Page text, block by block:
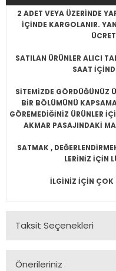
2 ADET VEYA ÜZERİNDE
İÇİNDE KARGOLANIR.
SATILAN ÜRÜNLER ALICI
SAAT
SİTEMİZDE GÖRDÜĞÜNÜZ
BİR BÖLÜMÜNÜ
GÖREMEDİĞİNİZ ÜRÜNLER
AKMAR PASAJINDAKİ
SATMAK ,
LERİNİZ İÇİN
İLGİNİZ İÇİN ÇOK
Taksit Seçenekleri
Önerileriniz